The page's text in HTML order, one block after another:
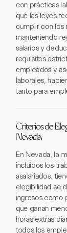
con prácticas
que las leyes
cumplir con los
manteniendo
salarios y
requisitos
empleados y
laborales,
tanto para
Criterios de
Nevada
En Nevada, la
incluidos los
asalariados,
elegibilidad se
ingresos como
que ganan
horas extras
todos los